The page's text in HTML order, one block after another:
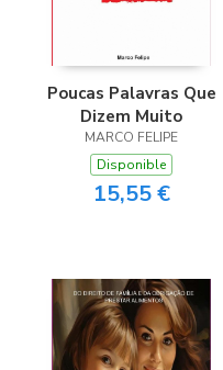
Poucas Palavras Que
Dizem Muito
MARCO FELIPE
Disponible
15,55 €